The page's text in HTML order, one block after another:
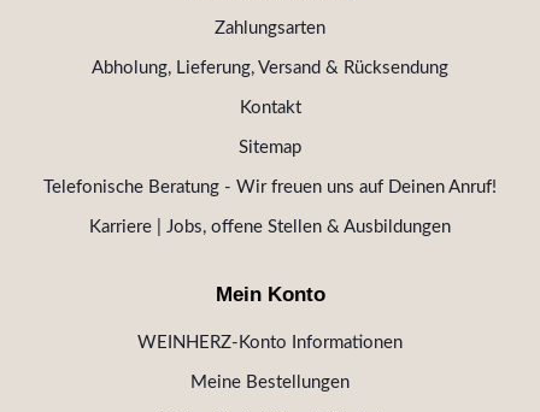
Zahlungsarten
Abholung, Lieferung, Versand & Rücksendung
Kontakt
Sitemap
Telefonische Beratung - Wir freuen uns auf Deinen Anruf!
Karriere | Jobs, offene Stellen & Ausbildungen
Mein Konto
WEINHERZ-Konto Informationen
Meine Bestellungen